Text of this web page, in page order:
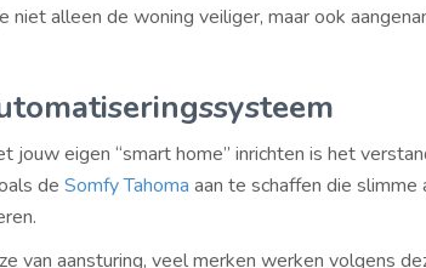
niet alleen de woning veiliger, maar ook
jouw eigen “smart home” inrichten is het
de Somfy Tahoma aan te schaffen die slimme
van aansturing, veel merken werken volgens